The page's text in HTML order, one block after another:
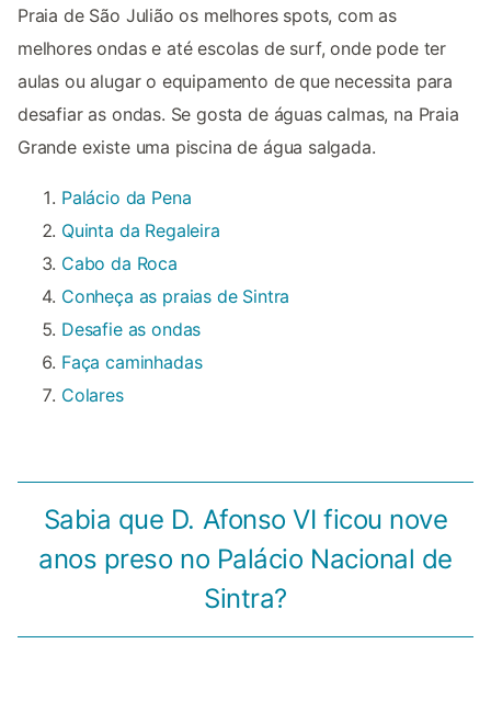
Praia de São Julião os melhores spots, com as
melhores ondas e até escolas de surf, onde pode ter
aulas ou alugar o equipamento de que necessita para
desafiar as ondas. Se gosta de águas calmas, na Praia
Grande existe uma piscina de água salgada.
Palácio da Pena
Quinta da Regaleira
Cabo da Roca
Conheça as praias de Sintra
Desafie as ondas
Faça caminhadas
Colares
Sabia que D. Afonso VI ficou nove
anos preso no Palácio Nacional de
Sintra?